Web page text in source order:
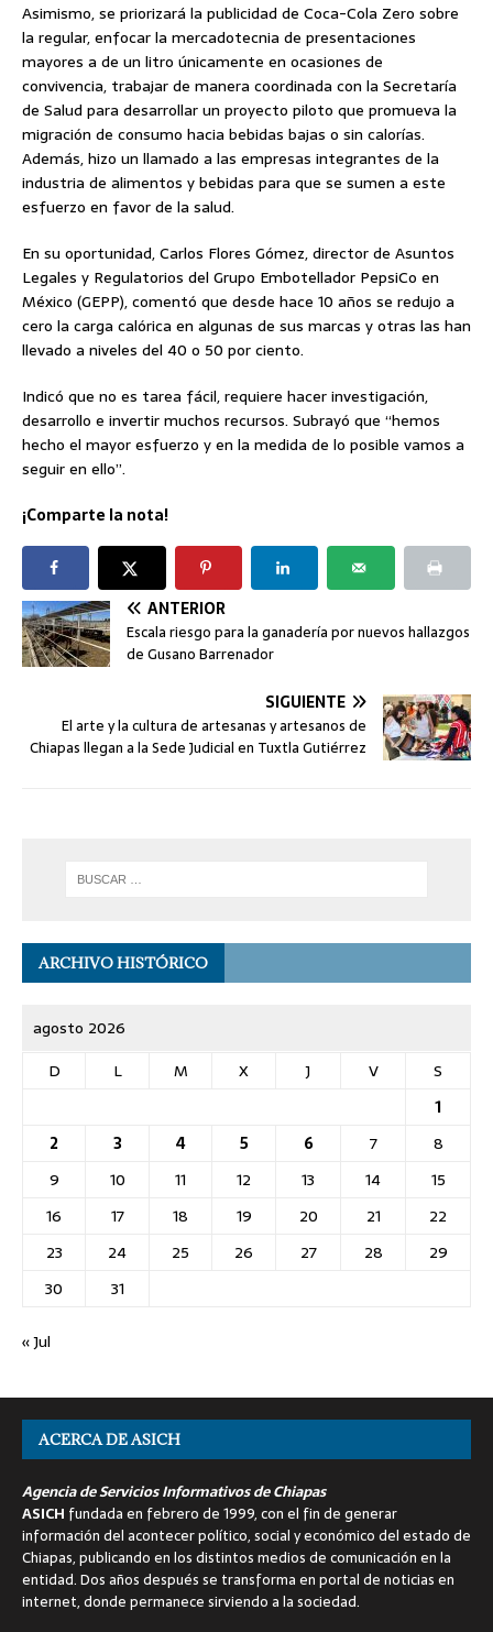
Asimismo, se priorizará la publicidad de Coca-Cola Zero sobre
la regular, enfocar la mercadotecnia de presentaciones
mayores a de un litro únicamente en ocasiones de
convivencia, trabajar de manera coordinada con la Secretaría
de Salud para desarrollar un proyecto piloto que promueva la
migración de consumo hacia bebidas bajas o sin calorías.
Además, hizo un llamado a las empresas integrantes de la
industria de alimentos y bebidas para que se sumen a este
esfuerzo en favor de la salud.
En su oportunidad, Carlos Flores Gómez, director de Asuntos
Legales y Regulatorios del Grupo Embotellador PepsiCo en
México (GEPP), comentó que desde hace 10 años se redujo a
cero la carga calórica en algunas de sus marcas y otras las han
llevado a niveles del 40 o 50 por ciento.
Indicó que no es tarea fácil, requiere hacer investigación,
desarrollo e invertir muchos recursos. Subrayó que “hemos
hecho el mayor esfuerzo y en la medida de lo posible vamos a
seguir en ello”.
¡Comparte la nota!
ANTERIOR
Escala riesgo para la ganadería por nuevos hallazgos
de Gusano Barrenador
SIGUIENTE
El arte y la cultura de artesanas y artesanos de
Chiapas llegan a la Sede Judicial en Tuxtla Gutiérrez
ARCHIVO HISTÓRICO
agosto 2026
D
L M X J V
S
1
2
3 4 5 6 7
8
9
10 11 12 13 14
15
16
17 18 19 20 21
22
23
24 25 26 27 28
29
30
31
« Jul
ACERCA DE ASICH
Agencia de Servicios Informativos de Chiapas
ASICH fundada en febrero de 1999, con el fin de generar
información del acontecer político, social y económico del estado de
Chiapas, publicando en los distintos medios de comunicación en la
entidad. Dos años después se transforma en portal de noticias en
internet, donde permanece sirviendo a la sociedad.